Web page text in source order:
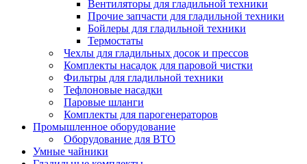
Вентиляторы для гладильной техники
Прочие запчасти для гладильной техники
Бойлеры для гладильной техники
Термостаты
Чехлы для гладильных досок и прессов
Комплекты насадок для паровой чистки
Фильтры для гладильной техники
Тефлоновые насадки
Паровые шланги
Комплекты для парогенераторов
Промышленное оборудование
Оборудование для ВТО
Умные чайники